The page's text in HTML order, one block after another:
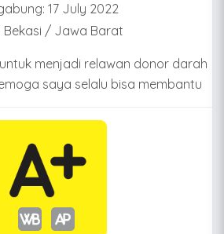
17 July 2022
Bekasi / Jawa Barat
menjadi relawan donor darah
saya selalu bisa membantu